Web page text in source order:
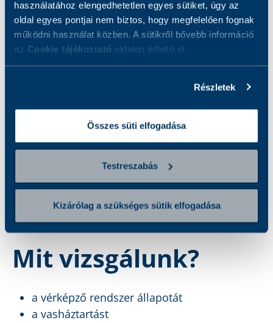
használatához elengedhetetlen egyes sütiket, úgy az
oldal egyes pontjai nem biztos, hogy megfelelően fognak
működni használat közben. A sütikről bővebb információ
az Cookie tájékoztató oldalon érhető el.
Részletek
Összes süti elfogadása
Testreszabás
Kizárólag a szükséges sütik elfogadása
Mit vizsgálunk?
Mit vizsgálunk?
a vérképző rendszer állapotát
a vasháztartást